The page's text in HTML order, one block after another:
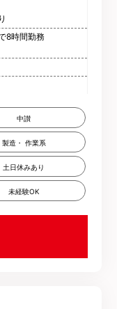
8時間勤務
中讃
製造・ 作業系
土日休みあり
未経験OK